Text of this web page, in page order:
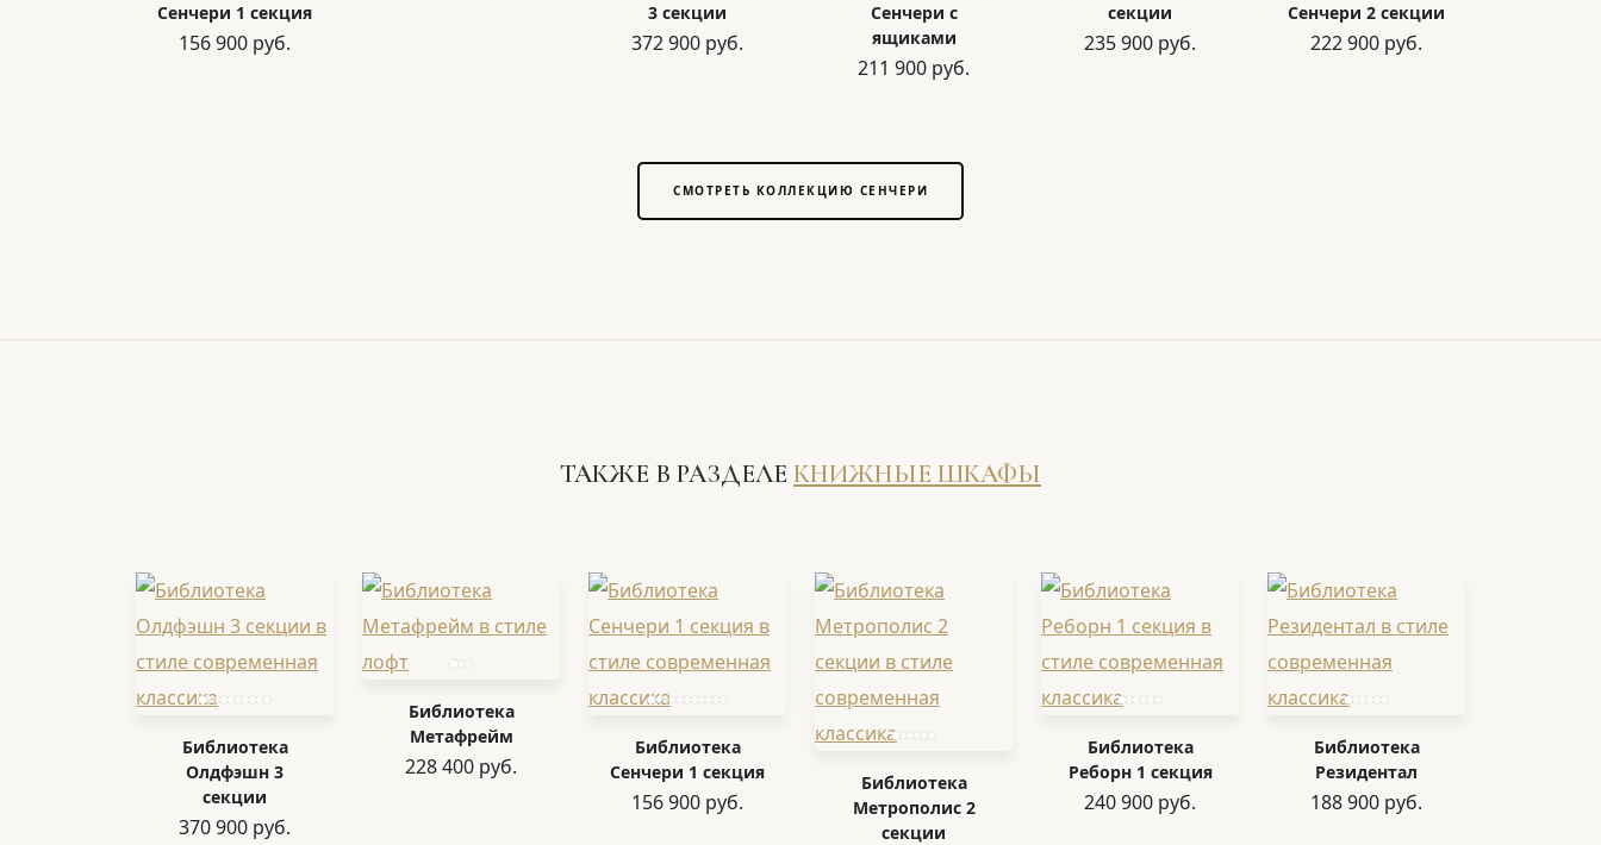
Сенчери 1 секция
156 900 руб.
3 секции
372 900 руб.
Сенчери с
ящиками
211 900 руб.
секции
235 900 руб.
Сенчери 2 секции
222 900 руб.
СМОТРЕТЬ КОЛЛЕКЦИЮ СЕНЧЕРИ
ТАКЖЕ В РАЗДЕЛЕ КНИЖНЫЕ ШКАФЫ
Библиотека
Олдфэшн 3
секции
370 900 руб.
Библиотека
Метафрейм
228 400 руб.
Библиотека
Сенчери 1 секция
156 900 руб.
Библиотека
Метрополис 2
секции
Библиотека
Реборн 1 секция
240 900 руб.
Библиотека
Резидентал
188 900 руб.